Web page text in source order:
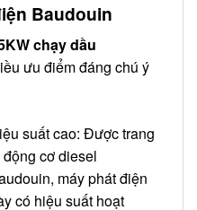
Baudouin
chạy dầu
ưu điểm đáng chú ý
suất cao: Được trang
cơ diesel
máy phát điện
có hiệu suất hoạt